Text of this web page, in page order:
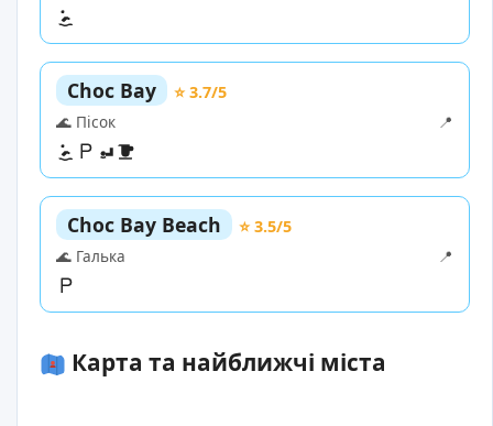
Choc Bay
⭐ 3.7/5
🌊 Пісок
📍
Choc Bay Beach
⭐ 3.5/5
🌊 Галька
📍
Карта та найближчі міста